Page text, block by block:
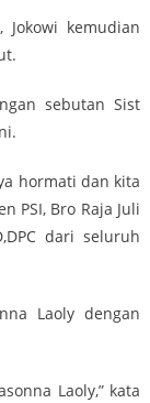
Jokowi kemudian
sebutan Sist
hormati dan kita
PSI, Bro Raja Juli
dari seluruh
Laoly dengan
Laoly,” kata